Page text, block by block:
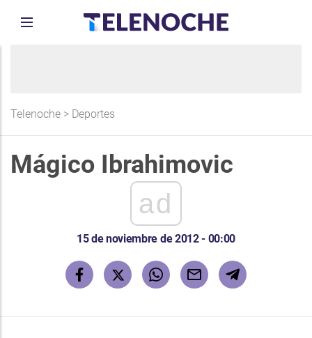
Telenoche > Deportes
Mágico Ibrahimovic
ad
15 de noviembre de 2012 - 00:00